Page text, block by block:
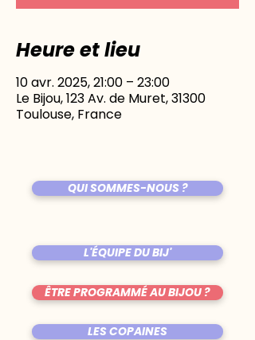
Heure et lieu
10 avr. 2025, 21:00 – 23:00
Le Bijou, 123 Av. de Muret, 31300
Toulouse, France
QUI SOMMES-NOUS ?
L'ÉQUIPE DU BIJ'
ÊTRE PROGRAMMÉ AU BIJOU ?
LES COPAINES